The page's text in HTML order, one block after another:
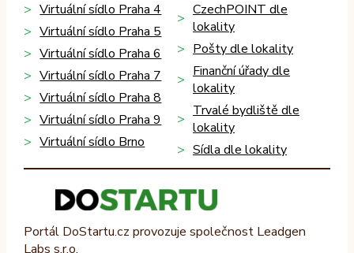
Virtuální sídlo Praha 4
Virtuální sídlo Praha 5
Virtuální sídlo Praha 6
Virtuální sídlo Praha 7
Virtuální sídlo Praha 8
Virtuální sídlo Praha 9
Virtuální sídlo Brno
CzechPOINT dle
lokality
Pošty dle lokality
Finanční úřady dle
lokality
Trvalé bydliště dle
lokality
Sídla dle lokality
Portál DoStartu.cz provozuje společnost Leadgen
Labs s.r.o.